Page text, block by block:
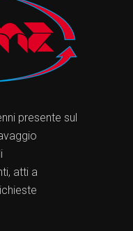
presente sul
atti a